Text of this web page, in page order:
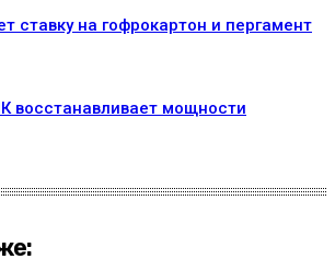
ставку на гофрокартон и пергамент
восстанавливает мощности